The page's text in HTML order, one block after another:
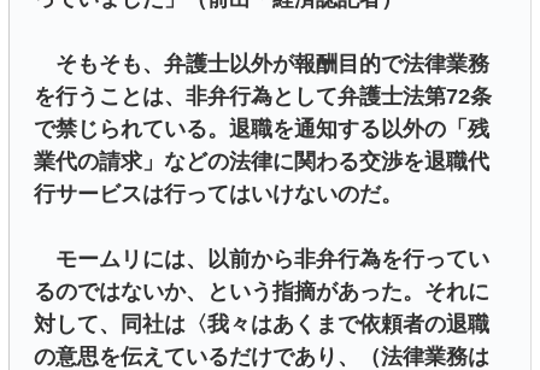
そもそも、弁護士以外が報酬目的で法律業務
を行うことは、非弁行為として弁護士法第72条
で禁じられている。退職を通知する以外の「残
業代の請求」などの法律に関わる交渉を退職代
行サービスは行ってはいけないのだ。
モームリには、以前から非弁行為を行ってい
るのではないか、という指摘があった。それに
対して、同社は〈我々はあくまで依頼者の退職
の意思を伝えているだけであり、（法律業務は